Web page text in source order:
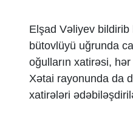
Elşad Vəliyev
bütovlüyü uğrunda
oğulların xatirəsi,
Xətai rayonunda da
xatirələri